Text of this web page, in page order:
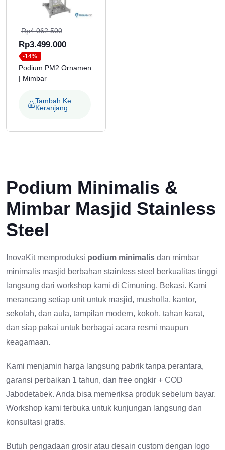
Rp4.062.500Harga
aslinya
Rp4.062.500.
Rp3.499.000Harga
ini
Rp3.499.000.
-14%
Podium PM2 Ornamen
| Mimbar
Tambah Ke
Keranjang
Podium Minimalis &
Mimbar Masjid Stainless
Steel
InovaKit memproduksi podium minimalis dan mimbar
minimalis masjid berbahan stainless steel berkualitas tinggi
langsung dari workshop kami di Cimuning, Bekasi. Kami
merancang setiap unit untuk masjid, musholla, kantor,
sekolah, dan aula, tampilan modern, kokoh, tahan karat,
dan siap pakai untuk berbagai acara resmi maupun
keagamaan.
Kami menjamin harga langsung pabrik tanpa perantara,
garansi perbaikan 1 tahun, dan free ongkir + COD
Jabodetabek. Anda bisa memeriksa produk sebelum bayar.
Workshop kami terbuka untuk kunjungan langsung dan
konsultasi gratis.
Butuh pengadaan grosir atau desain custom dengan logo